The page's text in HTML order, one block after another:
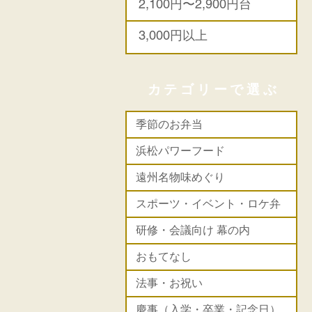
2,100円〜2,900円台
3,000円以上
カテゴリーで選ぶ
季節のお弁当
浜松パワーフード
遠州名物味めぐり
スポーツ・イベント・ロケ弁
研修・会議向け 幕の内
おもてなし
法事・お祝い